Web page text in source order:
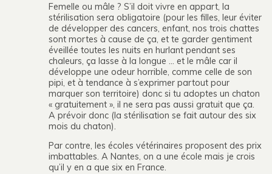
Femelle ou mâle ? S’il doit vivre en appart, la
stérilisation sera obligatoire (pour les filles, leur éviter
de développer des cancers, enfant, nos trois chattes
sont mortes à cause de ça, et te garder gentiment
éveillée toutes les nuits en hurlant pendant ses
chaleurs, ça lasse à la longue … et le mâle car il
développe une odeur horrible, comme celle de son
pipi, et à tendance à s’exprimer partout pour
marquer son territoire) donc si tu adoptes un chaton
« gratuitement », il ne sera pas aussi gratuit que ça.
A prévoir donc (la stérilisation se fait autour des six
mois du chaton).
Par contre, les écoles vétérinaires proposent des prix
imbattables. A Nantes, on a une école mais je crois
qu’il y en a que six en France.